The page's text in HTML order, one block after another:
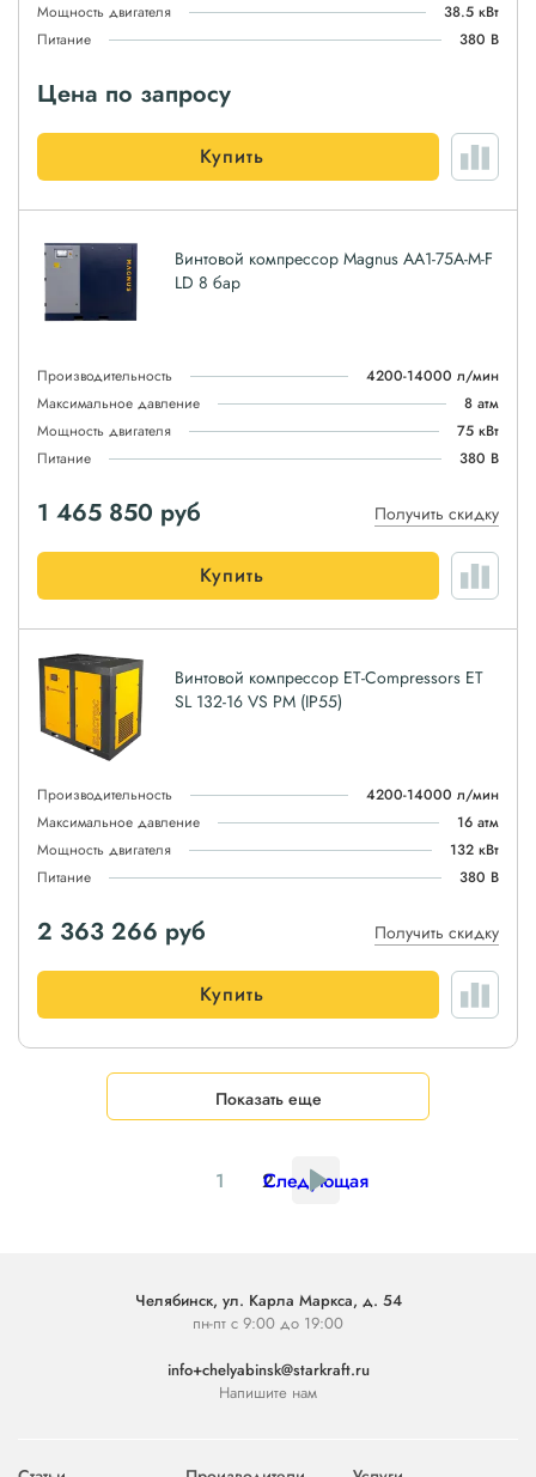
Мощность двигателя
38.5 кВт
Питание
380 В
Цена по запросу
Купить
Винтовой компрессор Magnus АА1-75A-M-F
LD 8 бар
Производительность
4200-14000 л/мин
Максимальное давление
8 атм
Мощность двигателя
75 кВт
Питание
380 В
1 465 850 руб Получить скидку
Купить
Винтовой компрессор ET-Compressors ET
SL 132-16 VS PM (IP55)
Производительность
4200-14000 л/мин
Максимальное давление
16 атм
Мощность двигателя
132 кВт
Питание
380 В
2 363 266 руб Получить скидку
Купить
Показать еще
1 2
Следующая
Челябинск, ул. Карла Маркса, д. 54
пн-пт с 9:00 до 19:00
info+chelyabinsk@starkraft.ru
Напишите нам